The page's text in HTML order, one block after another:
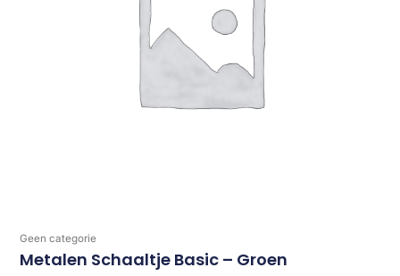
Geen categorie
Metalen Schaaltje Basic – Groen